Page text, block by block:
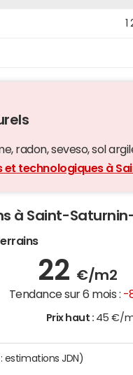
radon, seveso, sol
et technologiques à
à Saint-
22 €/m2
Tendance sur 6 mois : -
Prix haut : 45 €/
estimations JDN)